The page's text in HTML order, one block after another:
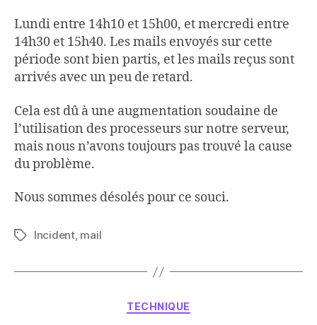
Lundi entre 14h10 et 15h00, et mercredi entre
14h30 et 15h40. Les mails envoyés sur cette
période sont bien partis, et les mails reçus sont
arrivés avec un peu de retard.
Cela est dû à une augmentation soudaine de
l’utilisation des processeurs sur notre serveur,
mais nous n’avons toujours pas trouvé la cause
du problème.
Nous sommes désolés pour ce souci.
Étiquettes
Incident, mail
Catégories
TECHNIQUE